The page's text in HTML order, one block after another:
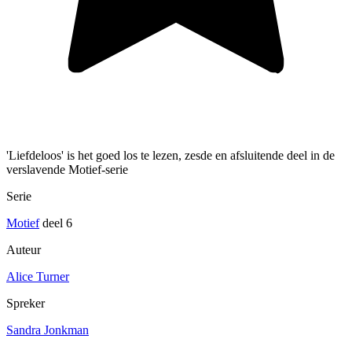
'Liefdeloos' is het goed los te lezen, zesde en afsluitende deel in de
verslavende Motief-serie
Serie
Motiefdeel 6
Auteur
Alice Turner
Spreker
Sandra Jonkman